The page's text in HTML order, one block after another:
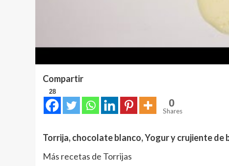
Compartir
28
0
Shares
Torrija, chocolate blanco, Yogur y crujiente de
Más recetas de Torrijas